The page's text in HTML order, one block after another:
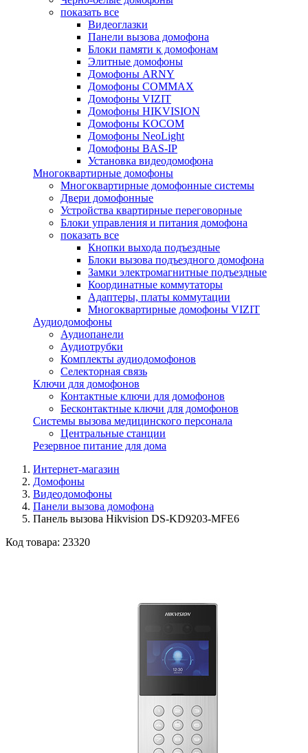
показать все
Видеоглазки
Панели вызова домофона
Блоки памяти к домофонам
Элитные домофоны
Домофоны ARNY
Домофоны COMMAX
Домофоны VIZIT
Домофоны HIKVISION
Домофоны KOCOM
Домофоны NeoLight
Домофоны BAS-IP
Установка видеодомофона
Многоквартирные домофоны
Многоквартирные домофонные системы
Двери домофонные
Устройства квартирные переговорные
Блоки управления и питания домофона
показать все
Кнопки выхода подъездные
Блоки вызова подъездного домофона
Замки электромагнитные подъездные
Координатные коммутаторы
Адаптеры, платы коммутации
Многоквартирные домофоны VIZIT
Аудиодомофоны
Аудиопанели
Аудиотрубки
Комплекты аудиодомофонов
Селекторная связь
Ключи для домофонов
Контактные ключи для домофонов
Бесконтактные ключи для домофонов
Системы вызова медицинского персонала
Центральные станции
Резервное питание для дома
Интернет-магазин
Домофоны
Видеодомофоны
Панели вызова домофона
Панель вызова Hikvision DS-KD9203-MFE6
Код товара: 23320